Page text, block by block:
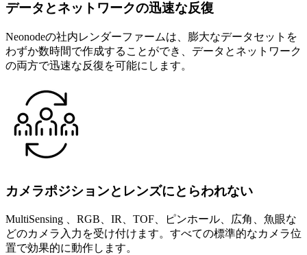
データとネットワークの迅速な反復
Neonodeの社内レンダーファームは、膨大なデータセットを
わずか数時間で作成することができ、データとネットワーク
の両方で迅速な反復を可能にします。
カメラポジションとレンズにとらわれない
MultiSensing 、RGB、IR、TOF、ピンホール、広角、魚眼な
どのカメラ入力を受け付けます。すべての標準的なカメラ位
置で効果的に動作します。